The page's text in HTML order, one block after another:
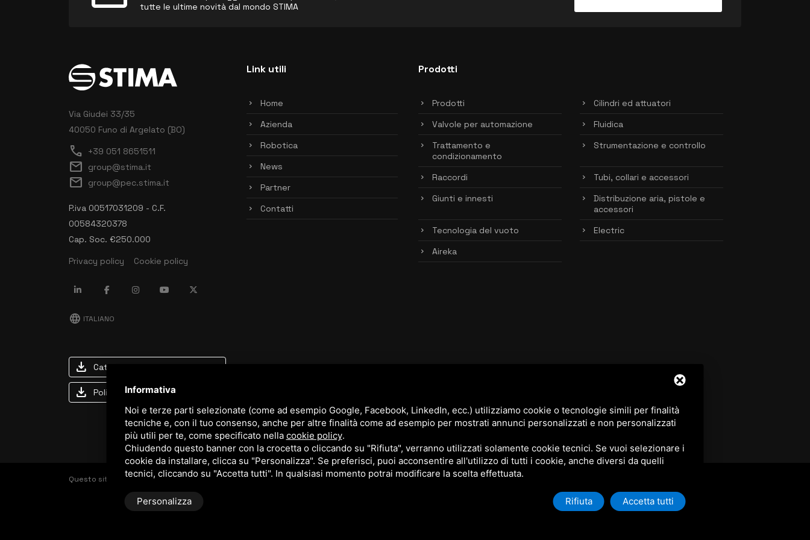
tutte le ultime novità dal mondo STIMA
Via Giudei 33/35
40050 Funo di Argelato (BO)
call +39 051 8651511
mail group@stima.it
mail group@pec.stima.it
P.iva 00517031209 - C.F.
00584320378
Cap. Soc. €250.000
Privacy policy
Cookie policy
language ITALIANO
Link utili
Home
Azienda
Robotica
News
Partner
Contatti
Prodotti
Prodotti
Cilindri ed attuatori
Valvole per automazione
Fluidica
Trattamento e
condizionamento
Strumentazione e controllo
Raccordi
Tubi, collari e accessori
Giunti e innesti
Distribuzione aria, pistole e
accessori
Tecnologia del vuoto
Electric
Aireka
download Catalogo Stima
download Politica qualità e sicurezza
Questo sito è protetto da Google reCAPTCHA v3, Privacy PolicyeTerms of Servicedi Google.
Informativa
Noi e terze parti selezionate (come ad esempio Google, Facebook, LinkedIn, ecc.) utilizziamo cookie o tecnologie simili per finalità
tecniche e, con il tuo consenso, anche per altre finalità come ad esempio per mostrati annunci personalizzati e non personalizzati
più utili per te, come specificato nella cookie policy.
Chiudendo questo banner con la crocetta o cliccando su "Rifiuta", verranno utilizzati solamente cookie tecnici. Se vuoi selezionare i
cookie da installare, clicca su "Personalizza". Se preferisci, puoi acconsentire all'utilizzo di tutti i cookie, anche diversi da quelli
tecnici, cliccando su "Accetta tutti". In qualsiasi momento potrai modificare la scelta effettuata.
Personalizza Rifiuta Accetta tutti